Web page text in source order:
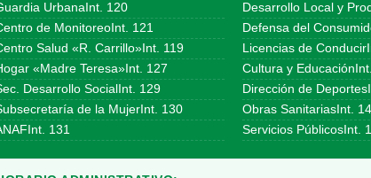
UrbanaInt. 120
de MonitoreoInt. 121
Salud «R. Carrillo»Int. 119
«Madre Teresa»Int. 127
Desarrollo SocialInt. 129
de la MujerInt. 130
131
Desarrollo Local y
Defensa del
Licencias de
Cultura y
Dirección de
Obras SanitariasInt.
Servicios PúblicosInt.